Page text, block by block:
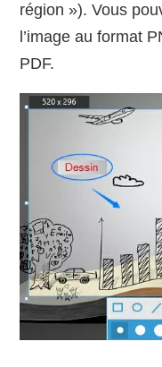
région »). Vous
l’image au format
PDF.